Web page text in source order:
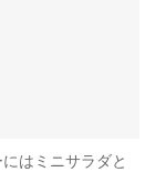
はミニサラダと